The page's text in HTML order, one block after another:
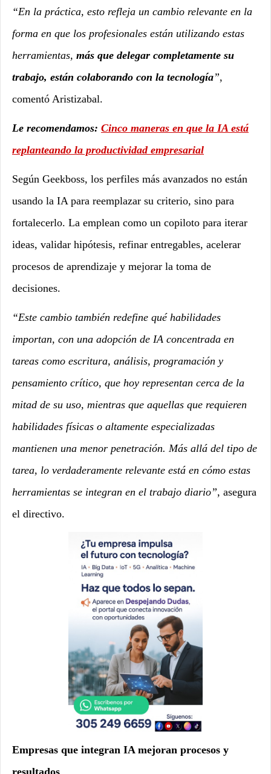
“En la práctica, esto refleja un cambio relevante en la
forma en que los profesionales están utilizando estas
herramientas, más que delegar completamente su
trabajo, están colaborando con la tecnología”,
comentó Aristizabal.
Le recomendamos: Cinco maneras en que la IA está
replanteando la productividad empresarial
Según Geekboss, los perfiles más avanzados no están
usando la IA para reemplazar su criterio, sino para
fortalecerlo. La emplean como un copiloto para iterar
ideas, validar hipótesis, refinar entregables, acelerar
procesos de aprendizaje y mejorar la toma de
decisiones.
“Este cambio también redefine qué habilidades
importan, con una adopción de IA concentrada en
tareas como escritura, análisis, programación y
pensamiento crítico, que hoy representan cerca de la
mitad de su uso, mientras que aquellas que requieren
habilidades físicas o altamente especializadas
mantienen una menor penetración. Más allá del tipo de
tarea, lo verdaderamente relevante está en cómo estas
herramientas se integran en el trabajo diario”, asegura
el directivo.
Empresas que integran IA mejoran procesos y
resultados